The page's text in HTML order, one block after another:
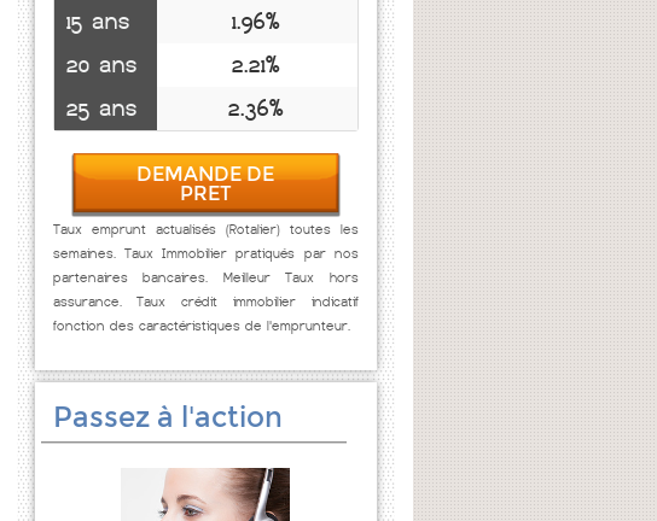
15 ans
1.96%
20 ans
2.21%
25 ans
2.36%
DEMANDE DE
PRET
Taux emprunt actualisés (Rotalier) toutes les
semaines. Taux Immobilier pratiqués par nos
partenaires bancaires. Meilleur Taux hors
assurance. Taux crédit immobilier indicatif
fonction des caractéristiques de l'emprunteur.
Passez à l'action